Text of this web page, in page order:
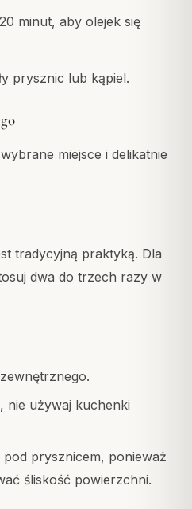
minut, aby olejek się
prysznic lub kąpiel.
miejsce i delikatnie
tradycyjną praktyką. Dla
dwa do trzech razy w
nie używaj kuchenki
prysznicem, ponieważ
śliskość powierzchni.